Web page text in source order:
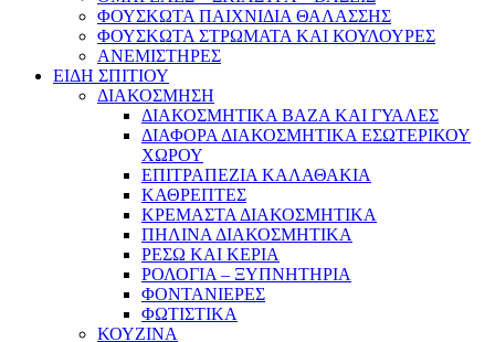
ΦΟΥΣΚΩΤΑ ΠΑΙΧΝΙΔΙΑ ΘΑΛΑΣΣΗΣ
ΦΟΥΣΚΩΤΑ ΣΤΡΩΜΑΤΑ ΚΑΙ ΚΟΥΛΟΥΡΕΣ
ΑΝΕΜΙΣΤΗΡΕΣ
ΕΙΔΗ ΣΠΙΤΙΟΥ
ΔΙΑΚΟΣΜΗΣΗ
ΔΙΑΚΟΣΜΗΤΙΚΑ ΒΑΖΑ ΚΑΙ ΓΥΑΛΕΣ
ΔΙΑΦΟΡΑ ΔΙΑΚΟΣΜΗΤΙΚΑ ΕΣΩΤΕΡΙΚΟΥ
ΧΩΡΟΥ
ΕΠΙΤΡΑΠΕΖΙΑ ΚΑΛΑΘΑΚΙΑ
ΚΑΘΡΕΠΤΕΣ
ΚΡΕΜΑΣΤΑ ΔΙΑΚΟΣΜΗΤΙΚΑ
ΠΗΛΙΝΑ ΔΙΑΚΟΣΜΗΤΙΚΑ
ΡΕΣΩ ΚΑΙ ΚΕΡΙΑ
ΡΟΛΟΓΙΑ – ΞΥΠΝΗΤΗΡΙΑ
ΦΟΝΤΑΝΙΕΡΕΣ
ΦΩΤΙΣΤΙΚΑ
ΚΟΥΖΙΝΑ